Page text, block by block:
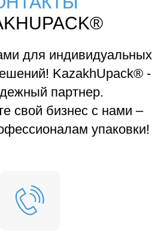
для индивидуальных
KazakhUpack® -
партнер.
свой бизнес с нами –
упаковки!